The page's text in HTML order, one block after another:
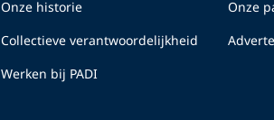
Onze historie
Collectieve verantwoordelijkheid
Werken bij PADI
Onze